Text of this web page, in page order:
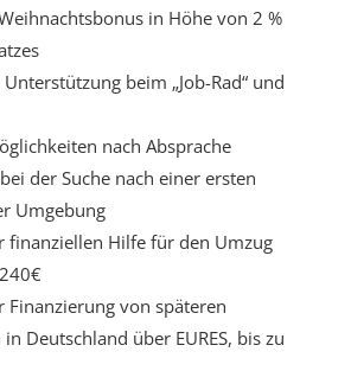
in Höhe von 2 %
beim „Job-Rad“ und
nach Absprache
der Suche nach einer ersten
Umgebung
finanziellen Hilfe für den Umzug
Finanzierung von späteren
Deutschland über EURES, bis zu